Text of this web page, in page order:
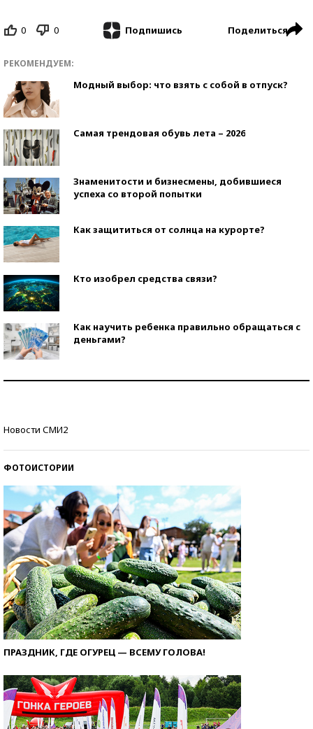
0 0 Подпишись Поделиться
РЕКОМЕНДУЕМ:
Модный выбор: что взять с собой в отпуск?
Самая трендовая обувь лета – 2026
Знаменитости и бизнесмены, добившиеся
успеха со второй попытки
Как защититься от солнца на курорте?
Кто изобрел средства связи?
Как научить ребенка правильно обращаться с
деньгами?
Новости СМИ2
ФОТОИСТОРИИ
ПРАЗДНИК, ГДЕ ОГУРЕЦ — ВСЕМУ ГОЛОВА!